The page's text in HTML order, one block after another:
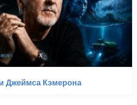
Кэмерона